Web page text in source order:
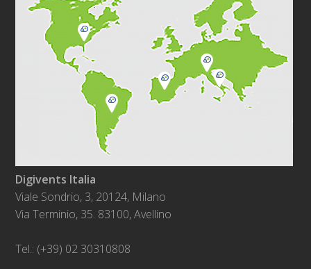
Digivents Italia
Viale Sondrio, 3, 20124, Milano
Via Terminio, 35. 83100, Avellino
Tel.: (+39) 02 30310808